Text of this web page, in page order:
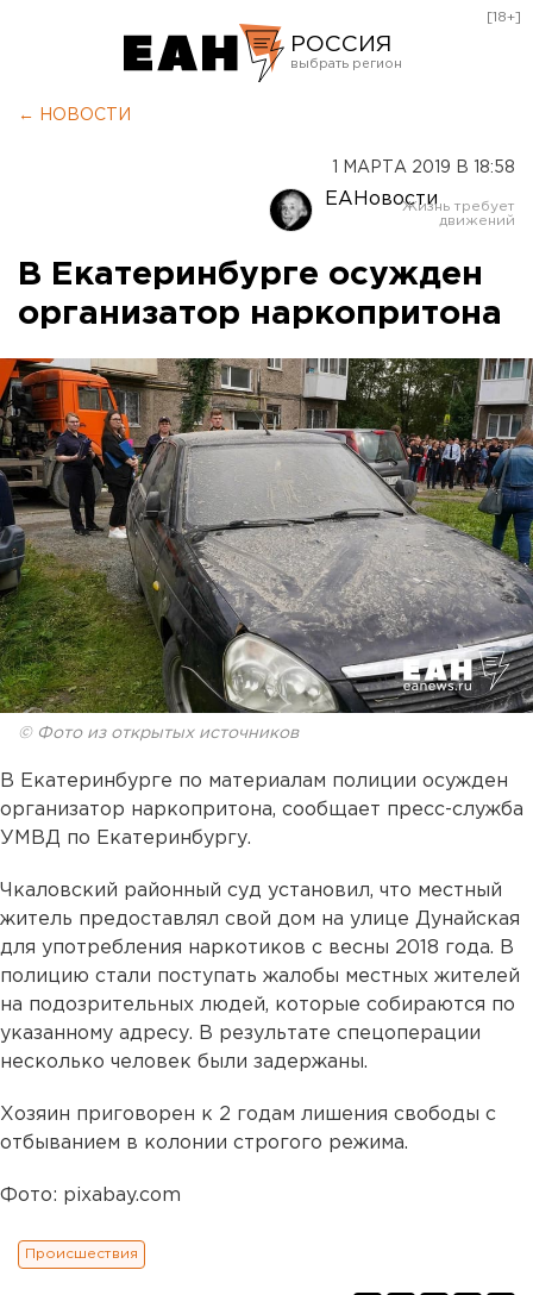
РОССИЯ
Оренбург
[18+]
← НОВОСТИ
1 МАРТА 2019 В 18:58
ЕАНовости
В Екатеринбурге осужден
организатор наркопритона
© Фото из открытых источников
В Екатеринбурге по материалам полиции осужден
организатор наркопритона, сообщает пресс-служба
УМВД по Екатеринбургу.
Чкаловский районный суд установил, что местный
житель предоставлял свой дом на улице Дунайская
для употребления наркотиков с весны 2018 года. В
полицию стали поступать жалобы местных жителей
на подозрительных людей, которые собираются по
указанному адресу. В результате спецоперации
несколько человек были задержаны.
Хозяин приговорен к 2 годам лишения свободы с
отбыванием в колонии строгого режима.
Фото: pixabay.com
Происшествия